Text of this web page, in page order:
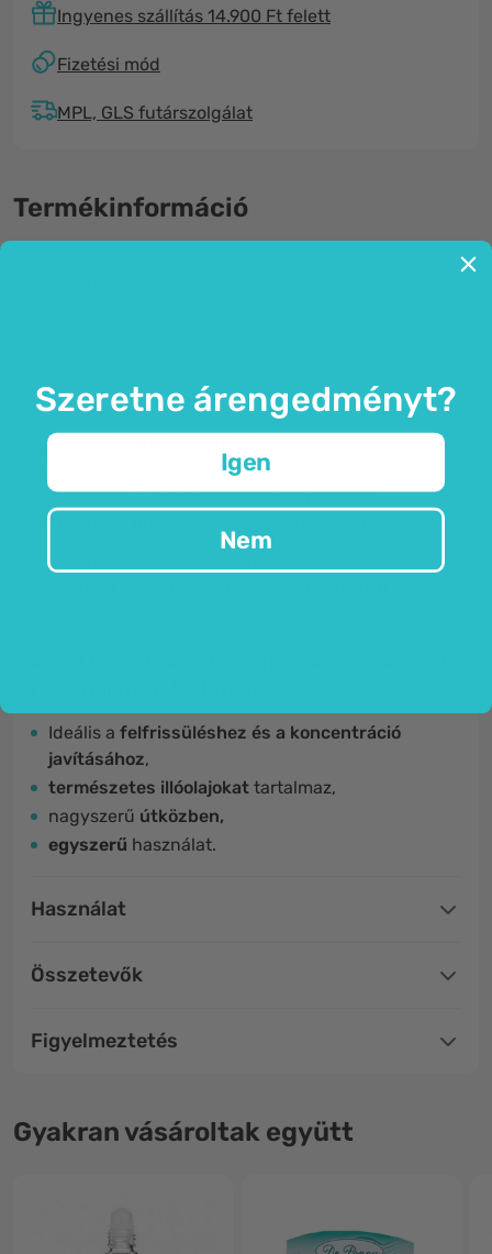
Ingyenes szállítás 14.900 Ft felett
Fizetési mód
MPL, GLS futárszolgálat
Termékinformáció
A roll on a jobb koncentrációhoz
borsmenta illóolaj,
frissítő és élénkítő illatát
tartalmazza. A természetes illóolajok teljes
felfrissülést biztosítanak egy forró nyári napon.
A roll on-t akkor is használhatod, ha szeretnéd kicsit
Ideális a felfrissüléshez és a koncentráció
javításához,
természetes illóolajokat tartalmaz,
nagyszerű útközben,
egyszerű használat.
Használat
Összetevők
Figyelmeztetés
Gyakran vásároltak együtt
Szeretne árengedményt?
Igen
Nem